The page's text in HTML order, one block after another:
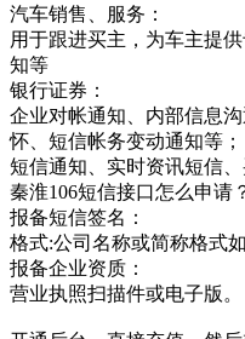
汽车销售、服务：
用于跟进买主，为车主提
知等
银行证券：
企业对帐通知、内部信息
怀、短信帐务变动通知等；
短信通知、实时资讯短信
秦淮106短信接口怎么申请
报备短信签名：
格式:公司名称或简称格式
报备企业资质：
营业执照扫描件或电子版。